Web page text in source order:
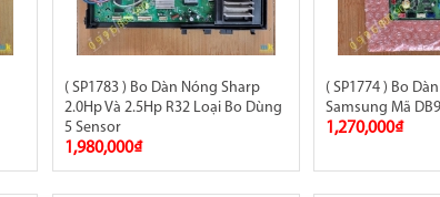
( SP1783 ) Bo Dàn Nóng Sharp
2.0Hp Và 2.5Hp R32 Loại Bo Dùng
5 Sensor
1,980,000₫
( SP1774 ) Bo
Samsung Mã
1,270,000₫